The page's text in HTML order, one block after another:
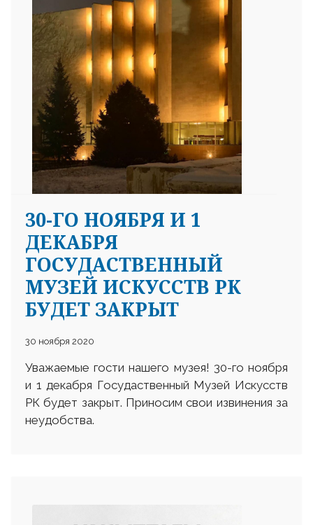
30-ГО НОЯБРЯ И 1
ДЕКАБРЯ
ГОСУДАСТВЕННЫЙ
МУЗЕЙ ИСКУССТВ РК
БУДЕТ ЗАКРЫТ
30 ноября 2020
Уважаемые гости нашего музея! 30-го ноября
и 1 декабря Госудаственный Музей Искусств
РК будет закрыт. Приносим свои извинения за
неудобства.